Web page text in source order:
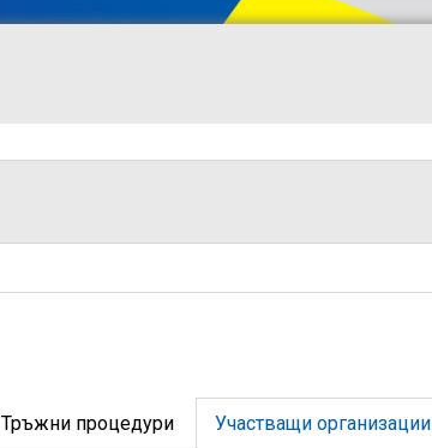
Тръжни процедури Участващи организации